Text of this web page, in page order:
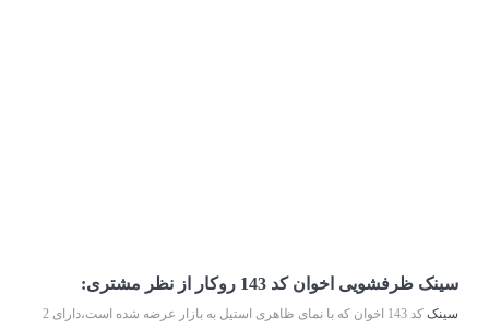
سینک ظرفشویی اخوان کد 143 روکار از نظر مشتری:
سینک کد 143 اخوان که با نمای ظاهری استیل به بازار عرضه شده است،دارای 2